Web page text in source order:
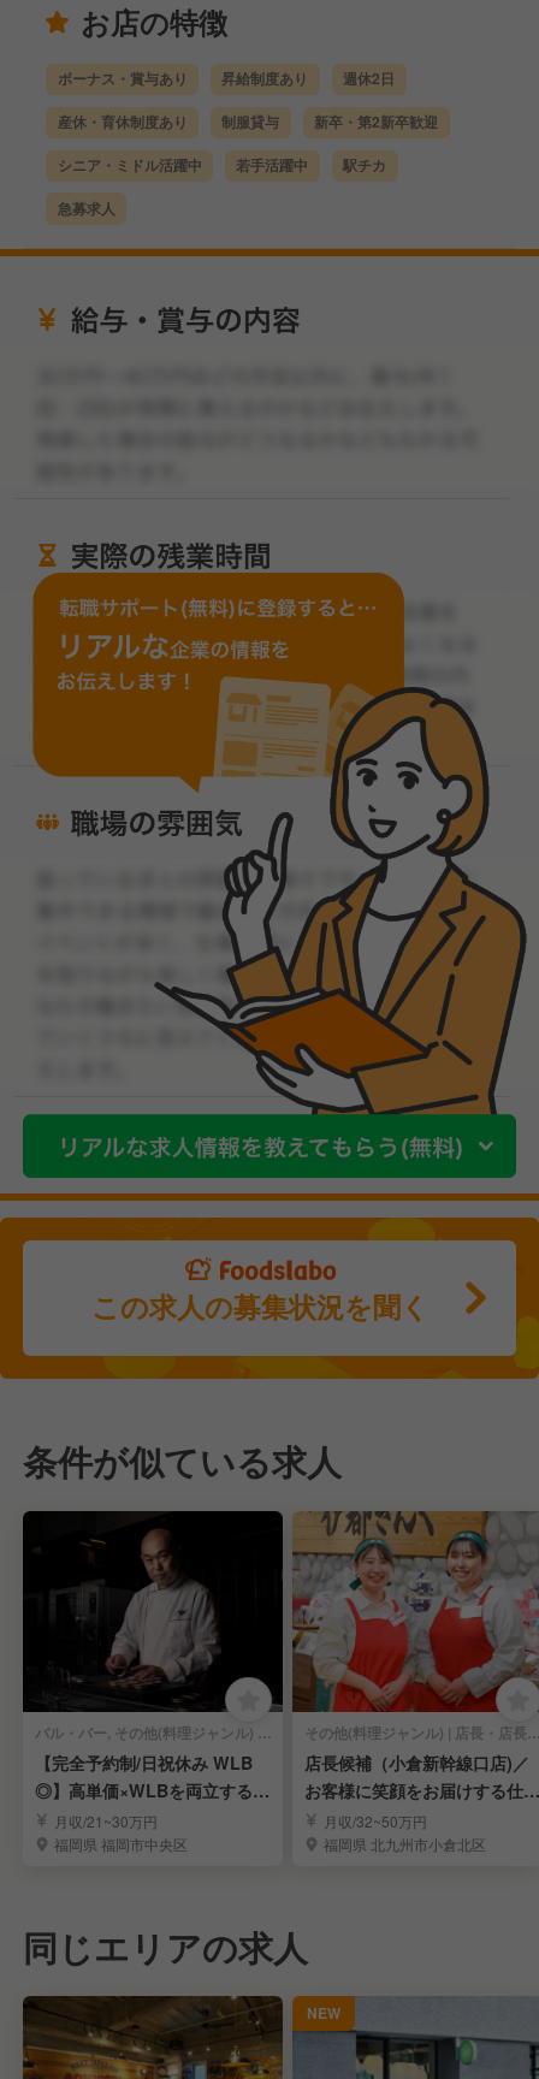
お店の特徴
ボーナス・賞与あり 昇給制度あり 週休2日
産休・育休制度あり 制服貸与 新卒・第2新卒歓迎
シニア・ミドル活躍中 若手活躍中 駅チカ
急募求人
この求人の募集状況を聞く
条件が似ている求人
バル・バー, その他(料理ジャンル) | 店長・店長候補
【完全予約制/日祝休み WLB
◎】高単価×WLBを両立する西
中洲の店長候補
月収/21~30万円
福岡県 福岡市中央区
その他(料理ジャンル) |
店長候補（小倉新幹線口店)／
お客様に笑顔をお届けする仕事
です！
月収/32~50万円
福岡県 北九州市小倉北区
同じエリアの求人
NEW